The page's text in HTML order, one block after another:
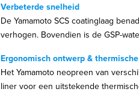
Verbeterde snelheid
De Yamamoto SCS coatinglaag
verhogen. Bovendien is de GSP-
Ergonomisch ontwerp &
Het Yamamoto neopreen van
liner voor een uitstekende